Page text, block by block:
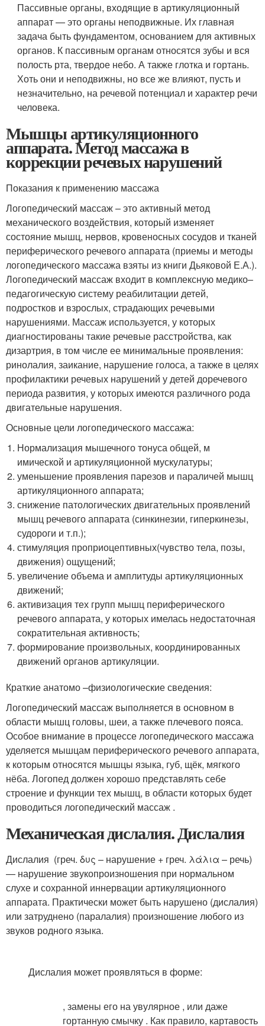
Пассивные органы, входящие в артикуляционный
аппарат — это органы неподвижные. Их главная
задача быть фундаментом, основанием для активных
органов. К пассивным органам относятся зубы и вся
полость рта, твердое небо. А также глотка и гортань.
Хоть они и неподвижны, но все же влияют, пусть и
незначительно, на речевой потенциал и характер речи
человека.
Мышцы артикуляционного
аппарата. Метод массажа в
коррекции речевых нарушений
Показания к применению массажа
Логопедический массаж – это активный метод
механического воздействия, который изменяет
состояние мышц, нервов, кровеносных сосудов и тканей
периферического речевого аппарата (приемы и методы
логопедического массажа взяты из книги Дьяковой Е.А.).
Логопедический массаж входит в комплексную медико–
педагогическую систему реабилитации детей,
подростков и взрослых, страдающих речевыми
нарушениями. Массаж используется, у которых
диагностированы такие речевые расстройства, как
дизартрия, в том числе ее минимальные проявления:
ринолалия, заикание, нарушение голоса, а также в целях
профилактики речевых нарушений у детей доречевого
периода развития, у которых имеются различного рода
двигательные нарушения.
Основные цели логопедического массажа:
Нормализация мышечного тонуса общей, м
имической и артикуляционной мускулатуры;
уменьшение проявления парезов и параличей мышц
артикуляционного аппарата;
снижение патологических двигательных проявлений
мышц речевого аппарата (синкинезии, гиперкинезы,
судороги и т.п.);
стимуляция проприоцептивных(чувство тела, позы,
движения) ощущений;
увеличение объема и амплитуды артикуляционных
движений;
активизация тех групп мышц периферического
речевого аппарата, у которых имелась недостаточная
сократительная активность;
формирование произвольных, координированных
движений органов артикуляции.
Краткие анатомо –физиологические сведения:
Логопедический массаж выполняется в основном в
области мышц головы, шеи, а также плечевого пояса.
Особое внимание в процессе логопедического массажа
уделяется мышцам периферического речевого аппарата,
к которым относятся мышцы языка, губ, щёк, мягкого
нёба. Логопед должен хорошо представлять себе
строение и функции тех мышц, в области которых будет
проводиться логопедический массаж .
Механическая дислалия. Дислалия
Дислалия (греч. δυς – нарушение + греч. λάλια – речь)
— нарушение звукопроизношения при нормальном
слухе и сохранной иннервации артикуляционного
аппарата. Практически может быть нарушено (дислалия)
или затруднено (паралалия) произношение любого из
звуков родного языка.
Дислалия может проявляться в форме:
, замены его на увулярное , или даже
гортанную смычку . Как правило, картавость